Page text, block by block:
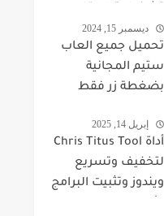
الكمبيوتر FydeOS
ديسمبر 15, 2024
تحميل جميع العاب
ستيم المجانية
بضغطة زر فقط
إبريل 14, 2025
أداة Chris Titus Tool
لتخفيف وتسريع
ويندوز وتثبيت البرامج